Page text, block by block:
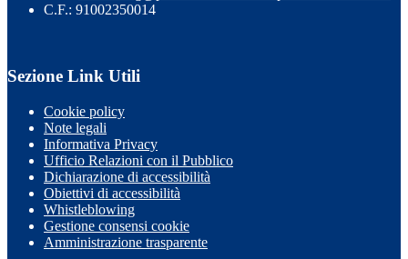
C.F.: 91002350014
Sezione Link Utili
Cookie policy
Note legali
Informativa Privacy
Ufficio Relazioni con il Pubblico
Dichiarazione di accessibilità
Obiettivi di accessibilità
Whistleblowing
Gestione consensi cookie
Amministrazione trasparente